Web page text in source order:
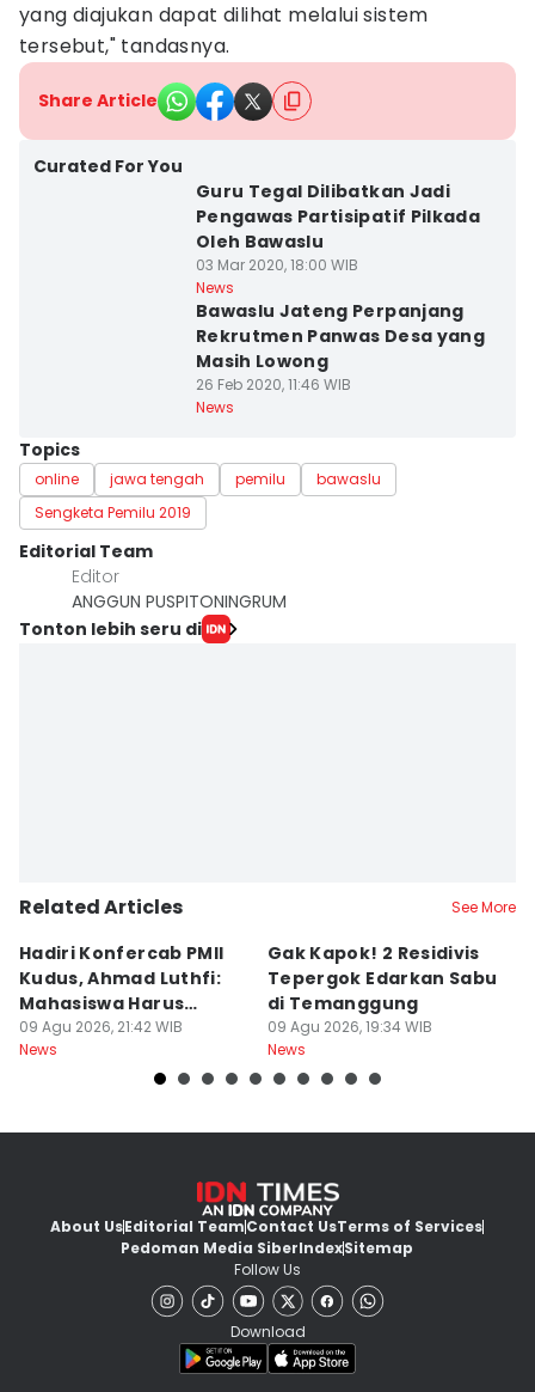
yang diajukan dapat dilihat melalui sistem
tersebut," tandasnya.
Share Article
Curated For You
Guru Tegal Dilibatkan Jadi
Pengawas Partisipatif Pilkada
Oleh Bawaslu
03 Mar 2020, 18:00 WIB
News
Bawaslu Jateng Perpanjang
Rekrutmen Panwas Desa yang
Masih Lowong
26 Feb 2020, 11:46 WIB
News
Topics
online jawa tengah pemilu
bawaslu
Sengketa Pemilu 2019
Editorial Team
Editor
ANGGUN PUSPITONINGRUM
Tonton lebih seru di
Related Articles See More
Hadiri Konfercab PMII
Kudus, Ahmad Luthfi:
Mahasiswa Harus
Konstruktif
09 Agu 2026, 21:42 WIB
News
Gak Kapok! 2 Residivis
Tepergok Edarkan Sabu
di Temanggung
09 Agu 2026, 19:34 WIB
News
About UsEditorial TeamContact UsTerms of Services
Pedoman Media SiberIndexSitemap
Follow Us
Download